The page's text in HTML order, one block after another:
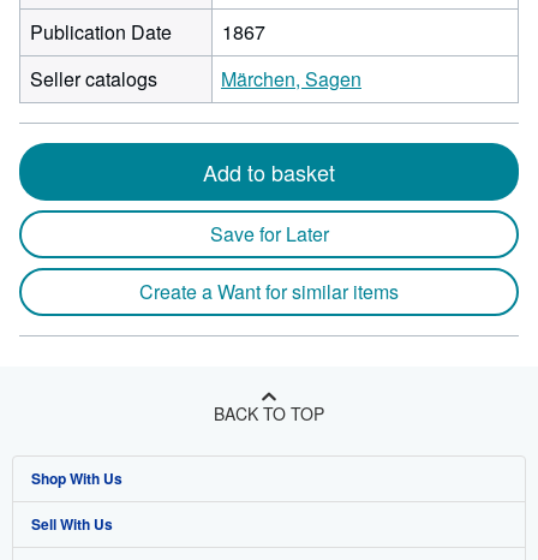
Publication Date
1867
Seller catalogs
Märchen, Sagen
Add to basket
Save for Later
Create a Want for similar items
BACK TO TOP
Shop With Us
Advanced Search
Sell With Us